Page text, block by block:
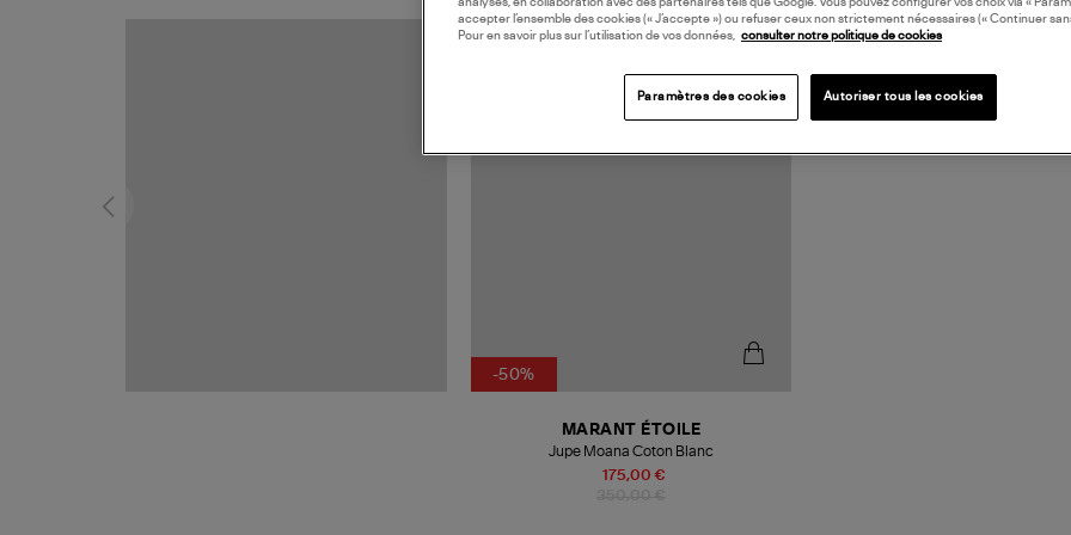
-50%
175,00 €
MARANT ÉTOILE
Jupe Moana Coton Blanc
analyses, en collaboration avec des partenaires tels que Google. Vous pouvez configurer vos choix via «
accepter l’ensemble des cookies (« J’accepte ») ou refuser ceux non strictement nécessaires (« Continuer
Pour en savoir plus sur l’utilisation de vos données, consulter notre politique de cookies
Paramètres des cookies Autoriser tous les cookies